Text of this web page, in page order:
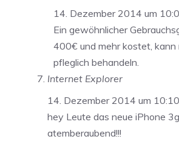
14. Dezember 2014 um
Ein gewöhnlicher
400€ und mehr kostet, kann
pfleglich behandeln.
Internet Explorer
14. Dezember 2014 um
hey Leute das neue iPhone
atemberaubend!!!